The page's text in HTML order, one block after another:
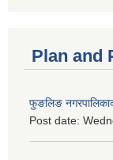
Plan and
फुङलिङ
Post date: